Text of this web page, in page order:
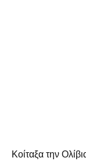
Κοίταξα την